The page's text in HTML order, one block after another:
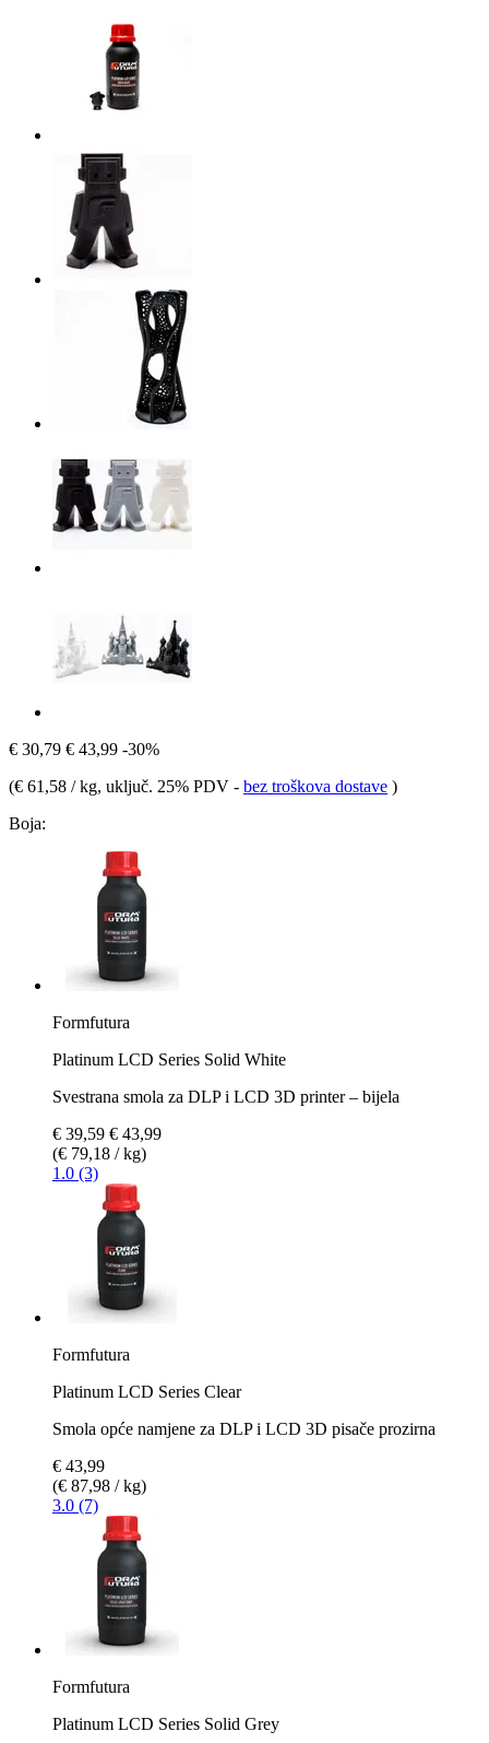
€ 30,79 € 43,99 -30%
(€ 61,58 / kg, uključ. 25% PDV - bez troškova dostave )
Boja:
Formfutura
Platinum LCD Series Solid White
Svestrana smola za DLP i LCD 3D printer – bijela
€ 39,59 € 43,99
(€ 79,18 / kg)
1.0 (3)
Formfutura
Platinum LCD Series Clear
Smola opće namjene za DLP i LCD 3D pisače prozirna
€ 43,99
(€ 87,98 / kg)
3.0 (7)
Formfutura
Platinum LCD Series Solid Grey